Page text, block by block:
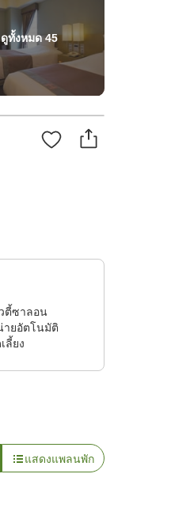
ดูทั้งหมด45
ตี้ซาลอน
ายอัตโนมัติ
ลี้ยง
แสดงแพลนพัก